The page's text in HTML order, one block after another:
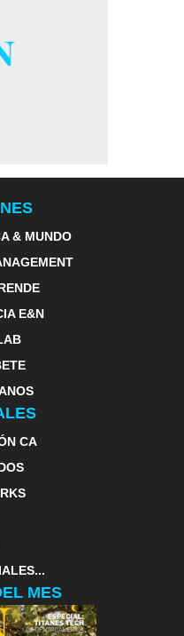
& MUNDO
E&N
CA
MES